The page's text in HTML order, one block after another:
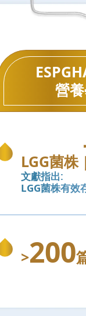
營
LGG菌株
文獻指出:
LGG菌株有效
>200